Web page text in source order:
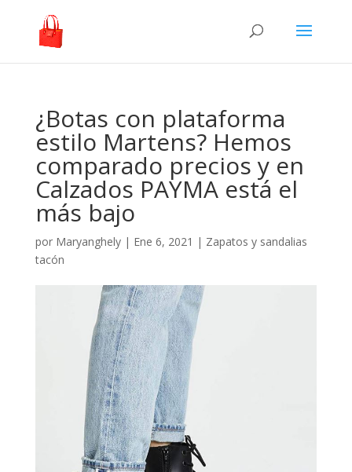
¿Botas con plataforma
estilo Martens? Hemos
comparado precios y en
Calzados PAYMA está el
más bajo
por Maryanghely| Ene 6, 2021 | Zapatos y sandalias
tacón